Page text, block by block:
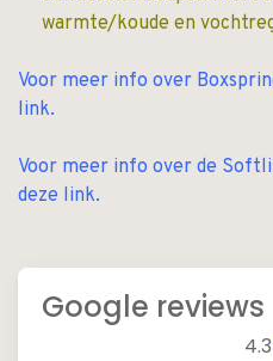
warmte/koude en
Voor meer info over
link.
Voor meer info over de
deze link.
Google reviews
4.3